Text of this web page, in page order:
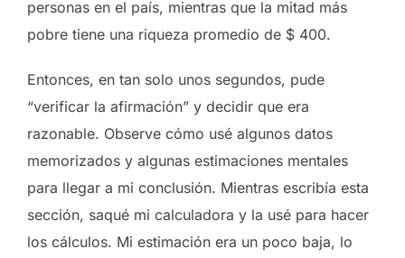
personas en el país, mientras que la mitad más
pobre tiene una riqueza promedio de $ 400.
Entonces, en tan solo unos segundos, pude
“verificar la afirmación” y decidir que era
razonable. Observe cómo usé algunos datos
memorizados y algunas estimaciones mentales
para llegar a mi conclusión. Mientras escribía esta
sección, saqué mi calculadora y la usé para hacer
los cálculos. Mi estimación era un poco baja, lo